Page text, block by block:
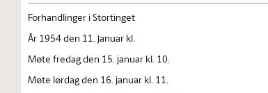
Forhandlinger i Stortinget
År 1954 den 11. januar kl.
Møte fredag den 15. januar kl. 10.
Møte lørdag den 16. januar kl. 11.